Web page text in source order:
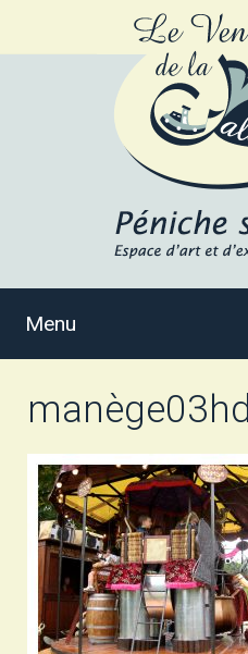
Menu
manège03hd